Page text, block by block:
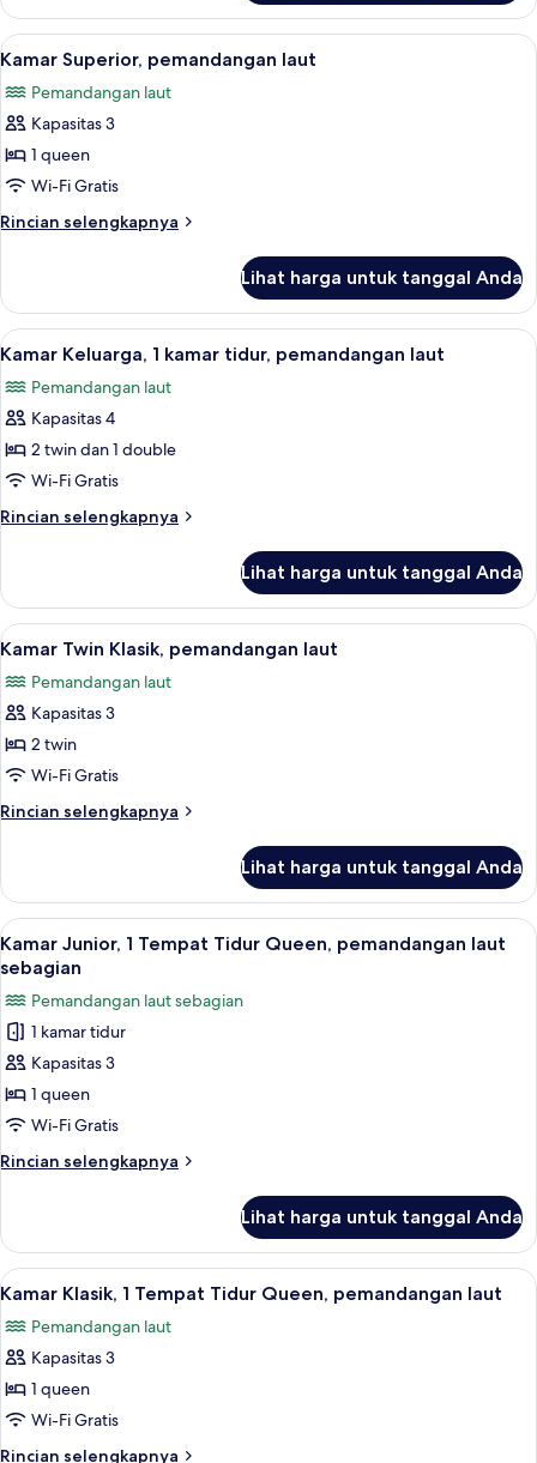
Apartemen
Klasik,
3
tidur,
pemandangan
Lihat
semua
foto
untuk
Kamar
Superior,
pemandangan
laut
Kamar Superior, pemandangan laut
8
Kamar Superior, pemandangan laut
Pemandangan laut
Kapasitas 3
1 queen
Wi-Fi Gratis
Rincian selengkapnya
Rincian
Kamar
Superior,
pemandangan
Lihat harga untuk tanggal Anda
Lihat
semua
foto
untuk
Kamar
Keluarga,
1
kamar
pemandangan
laut
Seprai premium dan setrika/meja
4
Kamar Keluarga, 1 kamar tidur, pemandangan laut
Pemandangan laut
Kapasitas 4
2 twin dan 1 double
Wi-Fi Gratis
Rincian selengkapnya
Rincian
Kamar
Keluarga,
1
tidur,
pemandangan
Lihat harga untuk tanggal Anda
Lihat
semua
foto
untuk
Kamar
Twin
Klasik,
pemandangan
Kamar Twin Klasik, pemandangan
5
Kamar Twin Klasik, pemandangan laut
Pemandangan laut
Kapasitas 3
2 twin
Wi-Fi Gratis
Rincian selengkapnya
Rincian
Kamar
Twin
Klasik,
pemandangan
Lihat harga untuk tanggal Anda
Lihat
semua
foto
untuk
Kamar
Junior,
1
Tempat
Tidur
Queen,
laut
sebagian
Kamar Junior, 1 Tempat Tidur
10
Kamar Junior, 1 Tempat Tidur Queen, pemandangan laut
sebagian
Pemandangan laut sebagian
1 kamar tidur
Kapasitas 3
1 queen
Wi-Fi Gratis
Rincian selengkapnya
Rincian
Kamar
Junior,
1
Tidur
Queen,
laut
sebagian
Lihat harga untuk tanggal Anda
Lihat
semua
foto
untuk
Kamar
Klasik,
1
Kamar Klasik, 1 Tempat Tidur
8
Kamar Klasik, 1 Tempat Tidur Queen, pemandangan laut
Pemandangan laut
Kapasitas 3
1 queen
Wi-Fi Gratis
Rincian selengkapnya
Rincian